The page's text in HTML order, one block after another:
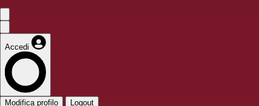
Accedi
Modifica profilo Logout